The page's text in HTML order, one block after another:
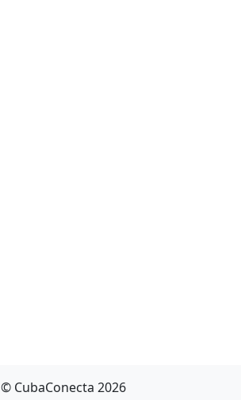
© CubaConecta 2026